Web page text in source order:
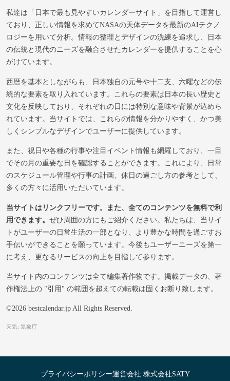
私達は「日本で最も見やすいカレンダーサイト」を目指して運営し
ており、正しい情報を求めてNASAの天体データを最新のAIテクノ
ロジーを用いて分析。情報の整理とデザインの洗練を追求し、日本
の伝統と現代のニーズを融合させたカレンダーを提供することを心
がけています。
西暦を基本としながらも、日本独自の元号や十二支、六曜などの伝
統的な要素を取り入れています。これらの要素は日本の長い歴史と
文化を反映しており、それぞれの日には特別な意味や背景が込めら
れています。当サイトでは、これらの情報を分かりやすく、かつ美
しくシンプルなデザインでユーザーに提供しています。
また、祝日や各種の行事や注目イベント情報も網羅しており、一目
でその月の重要な日を確認することができます。これにより、日常
のスケジュール管理や行事の計画、休日の過ごし方の参考として、
多くの方々に活用いただいています。
当サイトはリンクフリーです。また、全てのコンテンツを無料で利
用できます。 ぜひ周囲の方にもご紹介ください。私たちは、当サイ
トがユーザーの日常生活の一部となり、より豊かな時間を過ごすお
手伝いができることを願っています。今後もユーザーニーズを第一
に考え、更なるサービスの向上を目指して参ります。
当サイト内のコンテンツは全て編集著作物です。掲載データの、著
作権法上の "引用" の範囲を超えての転載は固くお断り致します。
©2026 bestcalendar.jp All Rights Reserved.
天気: 気象庁
プライバシーポリシー運営会社 株式会社SATY